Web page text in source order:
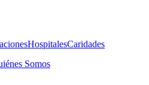
HospitalesCaridades
Somos